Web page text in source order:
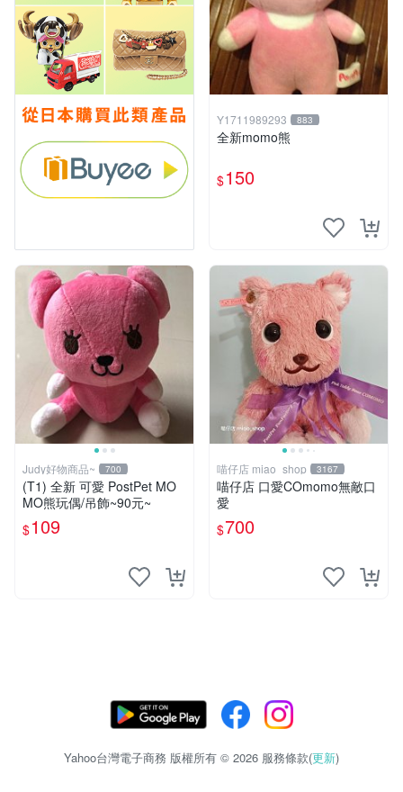
Y1711989293 883
全新momo熊
$150
Judy好物商品~ 700
(T1) 全新 可愛 PostPet MO
MO熊玩偶/吊飾~90元~
$109
喵仔店 miao_shop 3167
喵仔店 口愛COmomo無敵口
愛
$700
Yahoo台灣電子商務 版權所有 © 2026 服務條款(更新)